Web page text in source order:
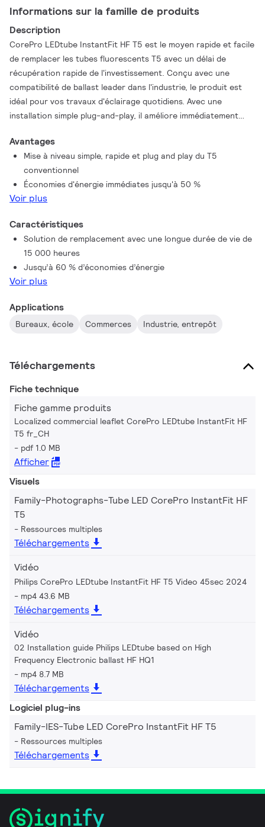
Informations sur la famille de produits
Description
CorePro LEDtube InstantFit HF T5 est le moyen rapide et facile
de remplacer les tubes fluorescents T5 avec un délai de
récupération rapide de l'investissement. Conçu avec une
compatibilité de ballast leader dans l'industrie, le produit est
idéal pour vos travaux d'éclairage quotidiens. Avec une
installation simple plug-and-play, il améliore immédiatement
classique.
Avantages
Mise à niveau simple, rapide et plug and play du T5
conventionnel
Économies d'énergie immédiates jusqu'à 50 %
Voir plus
Caractéristiques
Solution de remplacement avec une longue durée de vie de
15 000 heures
Jusqu’à 60 % d’économies d’énergie
Voir plus
Applications
Bureaux, école Commerces Industrie, entrepôt
Téléchargements
Fiche technique
Fiche gamme produits
Localized commercial leaflet CorePro LEDtube InstantFit HF
T5 fr_CH
pdf 1.0 MB
Afficher
Visuels
Family-Photographs-Tube LED CorePro InstantFit HF
T5
Ressources multiples
Téléchargements
Vidéo
Philips CorePro LEDtube InstantFit HF T5 Video 45sec 2024
mp4 43.6 MB
Téléchargements
Vidéo
02 Installation guide Philips LEDtube based on High
Frequency Electronic ballast HF HQ1
mp4 8.7 MB
Téléchargements
Logiciel plug-ins
Family-IES-Tube LED CorePro InstantFit HF T5
Ressources multiples
Téléchargements